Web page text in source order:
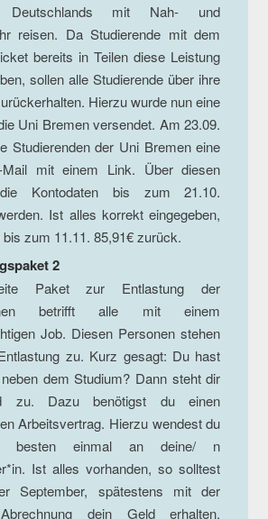
Deutschlands mit Nah- und
reisen. Da Studierende mit dem
bereits in Teilen diese Leistung
sollen alle Studierende über ihre
Hierzu wurde nun eine
Uni Bremen versendet. Am 23.09.
Studierenden der Uni Bremen eine
Mail mit einem Link. Über diesen
Kontodaten bis zum 21.10.
Ist alles korrekt eingegeben,
zum 11.11. 85,91€ zurück.
2
Paket zur Entlastung der
betrifft alle mit einem
Job. Diesen Personen stehen
zu. Kurz gesagt: Du hast
dem Studium? Dann steht dir
zu. Dazu benötigst du einen
Arbeitsvertrag. Hierzu wendest du
besten einmal an deine/ n
Ist alles vorhanden, so solltest
September, spätestens mit der
dein Geld erhalten.